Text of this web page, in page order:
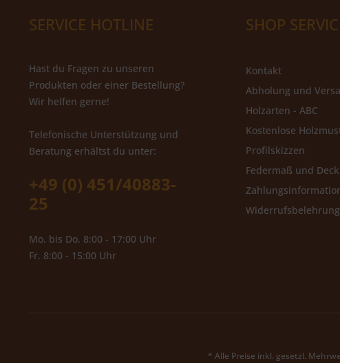
SERVICE HOTLINE
Hast du Fragen zu unseren
Produkten oder einer Bestellung?
Wir helfen gerne!
Telefonische Unterstützung und
Beratung erhältst du unter:
+49 (0) 451/40883-
25
Mo. bis Do. 8:00 - 17:00 Uhr
Fr. 8:00 - 15:00 Uhr
SHOP
Kontakt
Abholung und
Holzarten - ABC
Kostenlose
Profilskizzen
Federmaß und
Widerrufsbelehrung
* Alle Preise inkl. gesetzl.